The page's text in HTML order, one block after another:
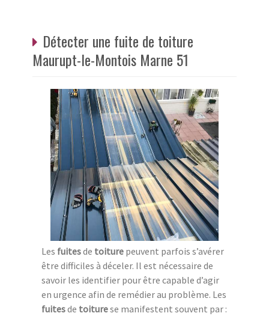
Détecter une fuite de toiture
Maurupt-le-Montois Marne 51
Les fuitesde toiture peuvent parfois s’avérer
être difficiles à déceler. Il est nécessaire de
savoir les identifier pour être capable d’agir
en urgence afin de remédier au problème. Les
fuitesde toiturese manifestent souvent par :